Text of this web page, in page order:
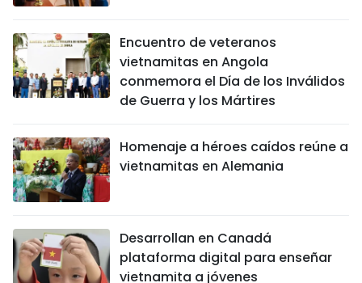
Encuentro de veteranos
vietnamitas en Angola
conmemora el Día de los Inválidos
de Guerra y los Mártires
Homenaje a héroes caídos reúne a
vietnamitas en Alemania
Desarrollan en Canadá
plataforma digital para enseñar
vietnamita a jóvenes